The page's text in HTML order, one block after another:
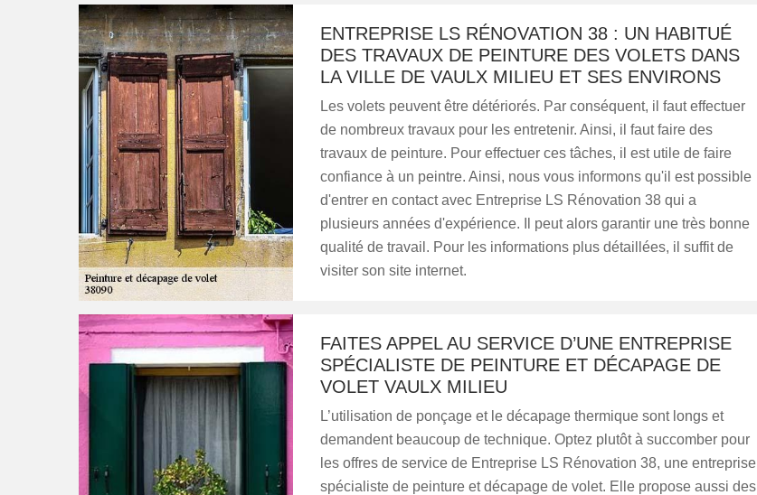
ENTREPRISE LS RÉNOVATION 38 : UN HABITUÉ
DES TRAVAUX DE PEINTURE DES VOLETS DANS
LA VILLE DE VAULX MILIEU ET SES ENVIRONS
Les volets peuvent être détériorés. Par conséquent, il faut effectuer
de nombreux travaux pour les entretenir. Ainsi, il faut faire des
travaux de peinture. Pour effectuer ces tâches, il est utile de faire
confiance à un peintre. Ainsi, nous vous informons qu'il est possible
d'entrer en contact avec Entreprise LS Rénovation 38 qui a
plusieurs années d'expérience. Il peut alors garantir une très bonne
qualité de travail. Pour les informations plus détaillées, il suffit de
visiter son site internet.
FAITES APPEL AU SERVICE D’UNE ENTREPRISE
SPÉCIALISTE DE PEINTURE ET DÉCAPAGE DE
VOLET VAULX MILIEU
L’utilisation de ponçage et le décapage thermique sont longs et
demandent beaucoup de technique. Optez plutôt à succomber pour
les offres de service de Entreprise LS Rénovation 38, une entreprise
spécialiste de peinture et décapage de volet. Elle propose aussi des